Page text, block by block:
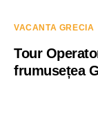
VACANTA GRECIA
Tour
frumusețea